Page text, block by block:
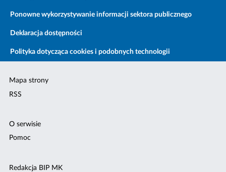
Ponowne wykorzystywanie informacji sektora publicznego
Deklaracja dostępności
Polityka dotycząca cookies i podobnych technologii
Mapa strony
RSS
O serwisie
Pomoc
Redakcja BIP MK